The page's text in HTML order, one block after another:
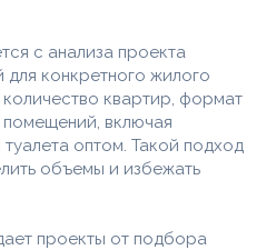
с анализа проекта
конкретного жилого
квартир, формат
помещений, включая
туалета оптом. Такой подход
объемы и избежать
проекты от подбора